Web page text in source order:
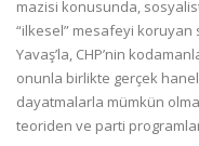
mazisi konusunda,
“ilkesel” mesafeyi
Yavaş’la, CHP’nin
onunla birlikte gerçek
dayatmalarla mümkün
teoriden ve parti